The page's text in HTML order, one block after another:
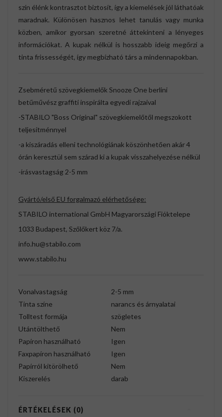
szín élénk kontrasztot biztosít, így a kiemelések jól láthatóak
maradnak. Különösen hasznos lehet tanulás vagy munka
közben, amikor gyorsan szeretné áttekinteni a lényeges
információkat. A kupak nélkül is hosszabb ideig megőrzi a
tinta frissességét, így megbízható társ a mindennapokban.
Zsebméretű szövegkiemelők Snooze One berlini
betűművész graffiti inspirálta egyedi rajzaival
-STABILO "Boss Original" szövegkiemelőtől megszokott
teljesítménnyel
-a kiszáradás elleni technológiának köszönhetően akár 4
órán keresztül sem szárad ki a kupak visszahelyezése nélkül
-írásvastagság 2-5 mm
Gyártó/első EU forgalmazó elérhetősége:
STABILO international GmbH Magyarországi Fióktelepe
1033 Budapest, Szőlőkert köz 7/a.
info.hu@stabilo.com
www.stabilo.hu
Vonalvastagság
2-5 mm
Tinta színe
narancs és árnyalatai
Tolltest formája
szögletes
Utántölthető
Nem
Papíron használható
Igen
Faxpapíron használható
Igen
Papírról kitörölhető
Nem
Kiszerelés
darab
ÉRTÉKELÉSEK (0)